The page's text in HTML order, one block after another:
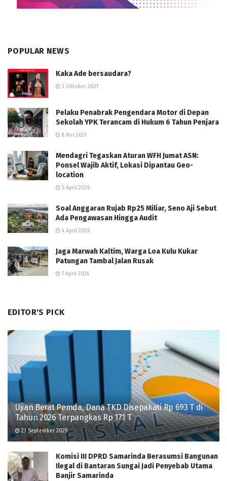
POPULAR NEWS
Kaka Ade bersaudara?
3 Oktober 2021
Pelaku Penabrak Pengendara Motor di Depan
Sekolah YPK Terancam di Hukum 6 Tahun Penjara
8 Mei 2021
Mendagri Tegaskan Aturan WFH Jumat ASN:
Ponsel Wajib Aktif, Lokasi Dipantau Geo-
location
5 April 2026
Soal Anggaran Rujab Rp25 Miliar, Seno Aji Sebut
Ada Pengawasan Hingga Audit
4 April 2026
Jaga Marwah Kaltim, Warga Loa Kulu Kukar
Patungan Tambal Jalan Rusak
7 April 2026
EDITOR'S PICK
Ujian Berat Pemda, Dana TKD Disepakati Rp 693 T di
Tahun 2026 Terpangkas Rp 171 T
23 September 2025
Komisi III DPRD Samarinda Berasumsi Bangunan
Ilegal di Bantaran Sungai Jadi Penyebab Utama
Banjir Samarinda